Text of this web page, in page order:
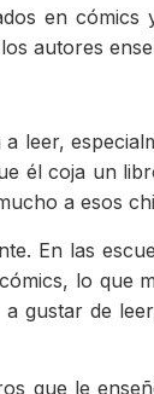
en
autores
leer,
él coja un
a esos
En las
lo que
gustar de
que le